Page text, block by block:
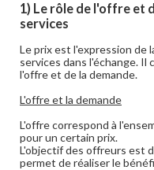
1) Le rôle de l'offre et
services
Le prix est l'expression de
services dans l'échange.
l'offre et de la demande.
L'offre et la demande
L'offre correspond à
pour un certain prix.
L'objectif des offreurs est
permet de réaliser le